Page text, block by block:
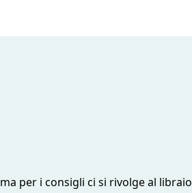
per i consigli ci si rivolge al libraio